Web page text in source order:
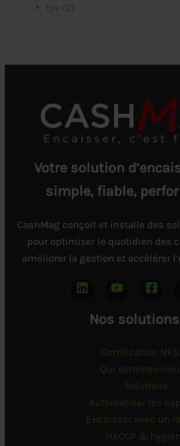
tpv (2)
Votre solution
simple, fiable,
CashMag conçoit et installe des
pour optimiser le quotidien des
améliorer la gestion et accélérer
Nos solutions
Certification
Qui sommes-
Solutions
Automatiser les
Encaisser avec un
HACCP &